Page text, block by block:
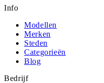
Info
Modellen
Merken
Steden
Categorieën
Blog
Bedrijf